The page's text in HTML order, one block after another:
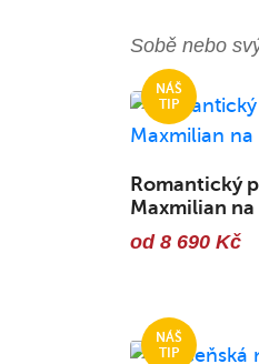
Sobě nebo
Romantický
Maxmilian na
od 8 690 Kč